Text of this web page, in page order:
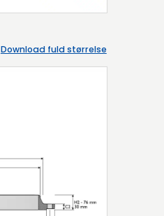
Download fuld størrelse